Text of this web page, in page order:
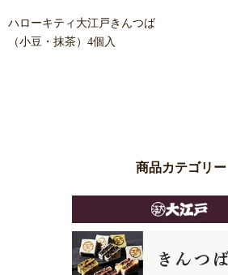
ハローキティ大江戸きんつば
（小豆・抹茶）4個入
商品カテゴリー